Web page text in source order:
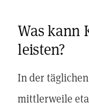
Was kann
leisten?
In der
mittlerweile